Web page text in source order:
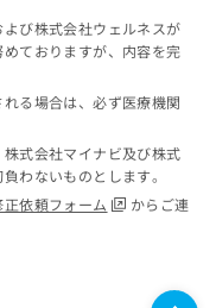
び株式会社ウェルネスが
ておりますが、内容を完
る場合は、必ず医療機関
式会社マイナビ及び株式
わないものとします。
依頼フォーム
からご連